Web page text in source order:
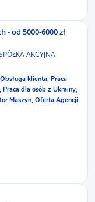
od 5000-6000 zł
AKCYJNA
Obsługa klienta, Praca
Praca dla osób z Ukrainy,
Maszyn, Oferta Agencji